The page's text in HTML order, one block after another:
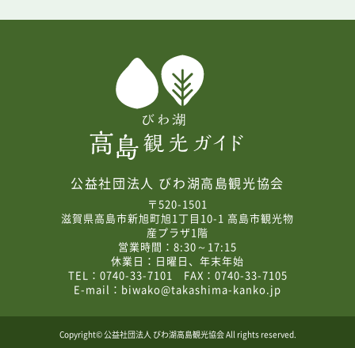
公益社団法人 びわ湖高島観光協会
〒520-1501
滋賀県高島市新旭町旭1丁目10-1 高島市観光物
産プラザ1階
営業時間：8:30～17:15
休業日：日曜日、年末年始
TEL：0740-33-7101 FAX：0740-33-7105
E-mail： biwako@takashima-kanko.jp
Copyright© 公益社団法人 びわ湖高島観光協会 All rights reserved.